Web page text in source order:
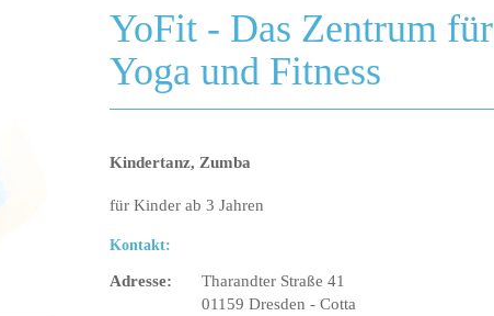
YoFit - Das Zentrum für
Yoga und Fitness
Kindertanz, Zumba
für Kinder ab 3 Jahren
Kontakt:
Adresse:
Tharandter Straße 41
01159 Dresden - Cotta